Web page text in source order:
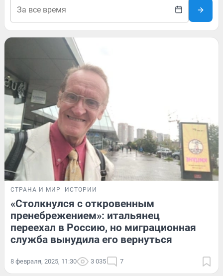
СТРАНА И МИР ИСТОРИИ
«Столкнулся с откровенным
пренебрежением»: итальянец
переехал в Россию, но миграционная
служба вынудила его вернуться
8 февраля, 2025, 11:30 3 035 7